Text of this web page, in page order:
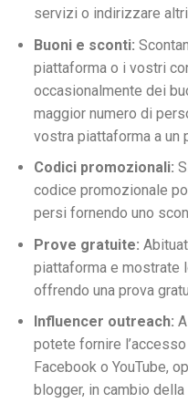
servizi o indirizzare
Buoni e sconti:
piattaforma o i vostri
occasionalmente dei
maggior numero di
vostra piattaforma a un
Codici promozionali:
codice promozionale
persi fornendo uno
Prove gratuite:
piattaforma e mostrate
offrendo una prova
Influencer outreach:
potete fornire
Facebook o YouTube,
blogger, in cambio